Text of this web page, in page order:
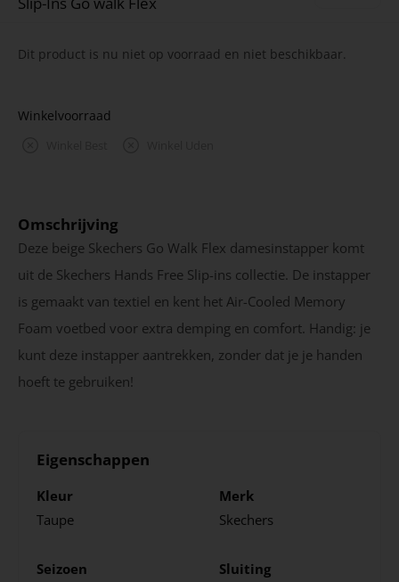
Dit product is nu niet op voorraad en niet beschikbaar.
Winkelvoorraad
Omschrijving
Deze beige Skechers Go Walk Flex damesinstapper komt
uit de Skechers Hands Free Slip-ins collectie. De instapper
is gemaakt van textiel en kent het Air-Cooled Memory
Foam voetbed voor extra demping en comfort. Handig: je
kunt deze instapper aantrekken, zonder dat je je handen
hoeft te gebruiken!
Eigenschappen
Kleur
Taupe
Merk
Skechers
Seizoen
Sluiting